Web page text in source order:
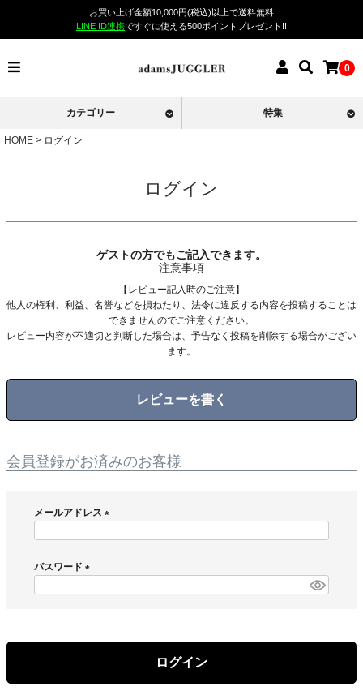
お買い上げ金額10,000円(税込)以上で送料無料
LINE ID連携ですぐに使える500ポイントプレゼント!!
0
カテゴリー 特集
HOME ログイン
ログイン
ゲストの方でもご記入できます。
注意事項
【レビュー記入時のご注意】
他人の権利、利益、名誉などを損ねたり、法令に違反する内容を投稿することは
できませんのでご注意ください。
レビュー内容が不適切と判断した場合は、予告なく投稿を削除する場合がござい
ます。
レビューを書く
会員登録がお済みのお客様
メールアドレス
)
パスワード
ログイン